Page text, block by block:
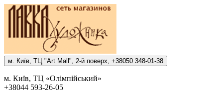
м. Киïв, ТЦ "Art Mall", 2-й поверх, +38050 348-01-38
м. Киïв, ТЦ «Олiмпiйський»
+38044 593-26-05